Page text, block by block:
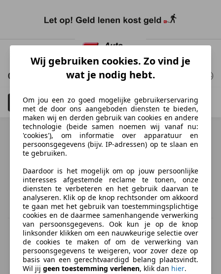
Ga
hoofdinhoud
0 Resultaten voor uw zoekopdracht
Filteren 3 Schadeauto's tonen
Ontdek vergelijkbare voertuigen
Niet precies je zoekopdracht, maar misschien wel de
perfecte match.
BTW verrekenbaar
Specificatie van de fabrikant voor nieuwe voertuigen. Afhankelijk van de
kilometerstand, het rijgedrag, de leeftijd van de batterij en het
laadgedrag, kan de radius van occasies aanzienlijk variëren.
Wij gebruiken cookies. Zo vind je
wat je nodig hebt.
Om jou een zo goed mogelijke gebruikerservaring
met de door ons aangeboden diensten te bieden,
maken wij en derden gebruik van cookies en andere
technologie (beide samen noemen wij vanaf nu:
'cookies'), om informatie over apparatuur en
persoonsgegevens (bijv. IP-adressen) op te slaan en
te gebruiken.
Daardoor is het mogelijk om op jouw persoonlijke
interesses afgestemde reclame te tonen, onze
diensten te verbeteren en het gebruik daarvan te
analyseren. Klik op de knop rechtsonder om akkoord
te gaan met het gebruik van toestemmingsplichtige
cookies en de daarmee samenhangende verwerking
van persoonsgegevens. Ook kun je op de knop
linksonder klikken om een nauwkeurige selectie over
de cookies te maken of om de verwerking van
persoonsgegevens te weigeren, voor zover deze op
basis van een gerechtvaardigd belang plaatsvindt.
Wil jij geen toestemming verlenen, klik dan hier.